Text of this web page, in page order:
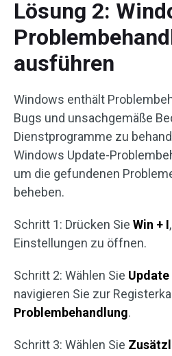
Lösung 2:
ausführen
Windows enthält
Bugs und unsachgemäße
Dienstprogramme zu
Windows Update-
um die gefundenen
beheben.
Schritt 1: Drücken Sie Win + I
Einstellungen zu öffnen.
Schritt 2: Wählen Sie
navigieren Sie zur
Problembehandlung.
Schritt 3: Wählen Sie